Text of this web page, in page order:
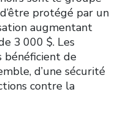
protégé par un
augmentant
3 000 $. Les
bénéficient de
d’une sécurité
contre la